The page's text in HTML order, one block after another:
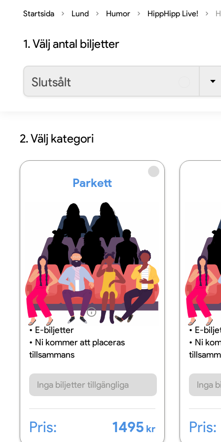
Startsida Lund Humor HippHipp Live!
1.Välj antal biljetter
Slutsålt
2. Välj kategori
Parkett
Information
E-biljetter
Ni kommer att placeras
tillsammans
Inga biljetter tillgängliga
Pris: 1495 kr
E-
Ni
Inga
Pris: